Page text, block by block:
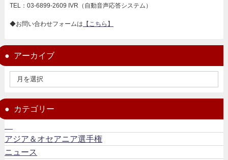
TEL：03-6899-2609 IVR（自動音声応答システム）
◆お問い合わせフォームは 【こちら】
アーカイブ
カテゴリー
アジア＆オセアニア選手権
ニュース